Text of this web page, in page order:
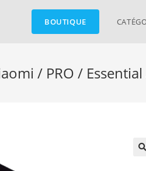
BOUTIQUE
/ PRO /